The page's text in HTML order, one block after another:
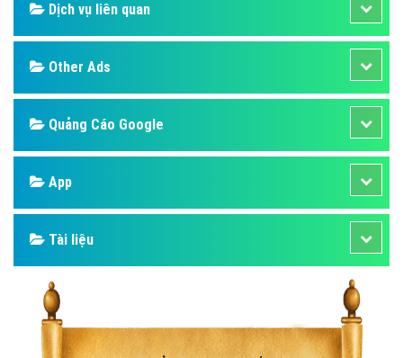
Dịch vụ liên quan
Other Ads
Quảng Cáo Google
App
Tài liệu